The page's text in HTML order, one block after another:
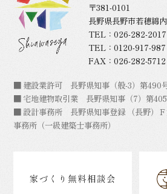
〒381-0101
長野県長野市若穂綿
TEL： 026-282-2017
TEL： 0120-917-987
FAX：026-282-5712
■ 建設業許可 長野県知事（般-3）第490
■ 宅地建物取引業 長野県知事（7）第
■ 設計事務所 長野県知事登録 （長野）
事務所（一級建築士事務所）